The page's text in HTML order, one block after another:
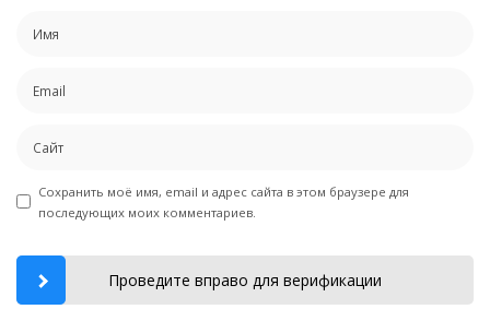
Сохранить моё имя, email и адрес сайта в этом браузере для
последующих моих комментариев.
Проведите вправо для верификации